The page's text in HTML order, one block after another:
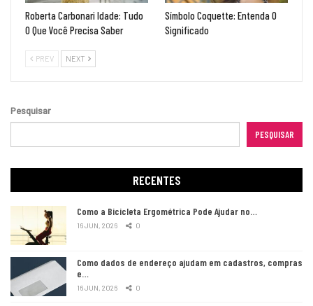
Roberta Carbonari Idade: Tudo
O Que Você Precisa Saber
Símbolo Coquette: Entenda O
Significado
PREV NEXT
Pesquisar
PESQUISAR
RECENTES
Como a Bicicleta Ergométrica Pode Ajudar no…
16 JUN, 2026 0
Como dados de endereço ajudam em cadastros, compras
e…
16 JUN, 2026 0